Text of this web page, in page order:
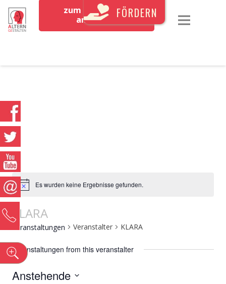
zum Newsletter
anmeldenFÖRDERN
Es wurden keine Ergebnisse gefunden.
KLARA
Veranstaltungen Veranstalter KLARA
Veranstaltungen from this veranstalter
Anstehende